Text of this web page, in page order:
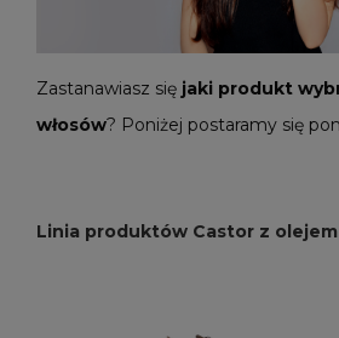
Zastanawiasz się jaki produkt
włosów? Poniżej postaramy się
Linia produktów Castor z